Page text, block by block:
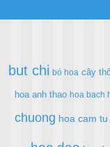
but chi bó hoa cây
hoa anh thao hoa bach
chuong hoa cam tu